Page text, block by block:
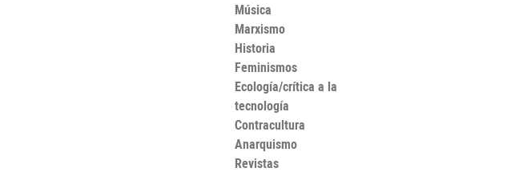
Música
Marxismo
Historia
Feminismos
Ecología/crítica a la
tecnología
Contracultura
Anarquismo
Revistas